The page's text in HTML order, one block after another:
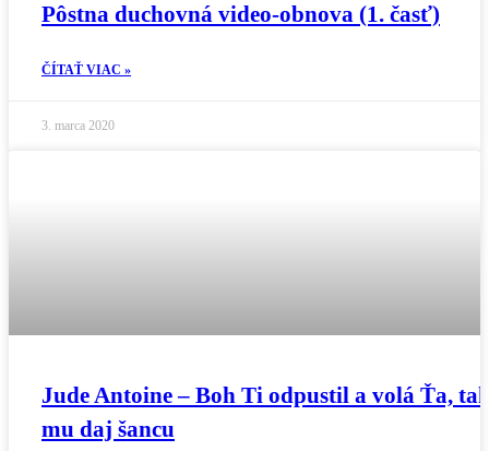
Pôstna duchovná video-obnova (1. časť)
ČÍTAŤ VIAC »
3. marca 2020
Jude Antoine – Boh Ti odpustil a volá Ťa,
mu daj šancu